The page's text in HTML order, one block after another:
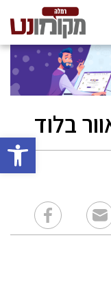
פתח
בלוד